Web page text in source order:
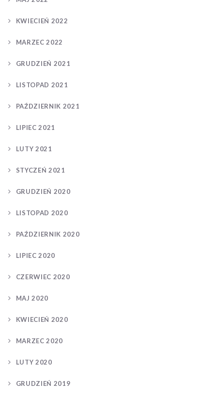
KWIECIEŃ 2022
MARZEC 2022
GRUDZIEŃ 2021
LISTOPAD 2021
PAŹDZIERNIK 2021
LIPIEC 2021
LUTY 2021
STYCZEŃ 2021
GRUDZIEŃ 2020
LISTOPAD 2020
PAŹDZIERNIK 2020
LIPIEC 2020
CZERWIEC 2020
MAJ 2020
KWIECIEŃ 2020
MARZEC 2020
LUTY 2020
GRUDZIEŃ 2019